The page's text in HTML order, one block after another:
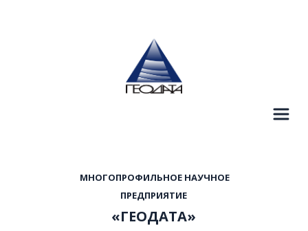
  МНОГОПРОФИЛЬНОЕ НАУЧНОЕ
ПРЕДПРИЯТИЕ
«ГЕОДАТА»